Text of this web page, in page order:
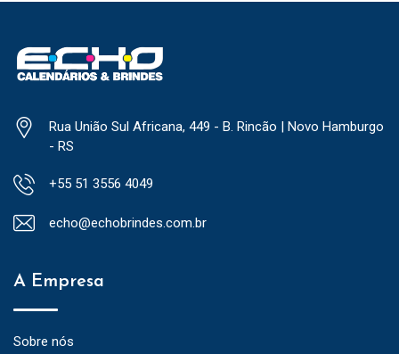
Rua União Sul Africana, 449 - B. Rincão | Novo Hamburgo
- RS
+55 51 3556 4049
echo@echobrindes.com.br
A Empresa
Sobre nós